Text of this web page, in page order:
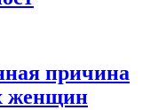
причина
женщин